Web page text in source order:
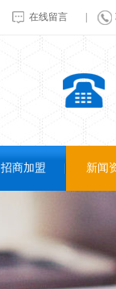
在线留言
招商加盟 新闻